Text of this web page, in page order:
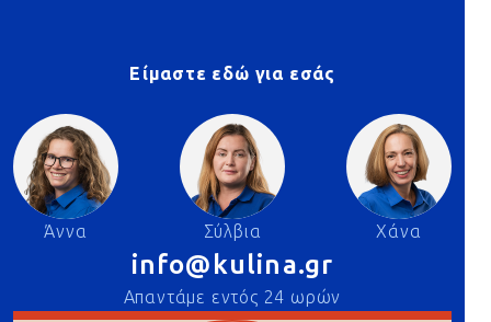
Είμαστε εδώ για εσάς
Άννα Σύλβια Χάνα
info@kulina.gr
Απαντάμε εντός 24 ωρών